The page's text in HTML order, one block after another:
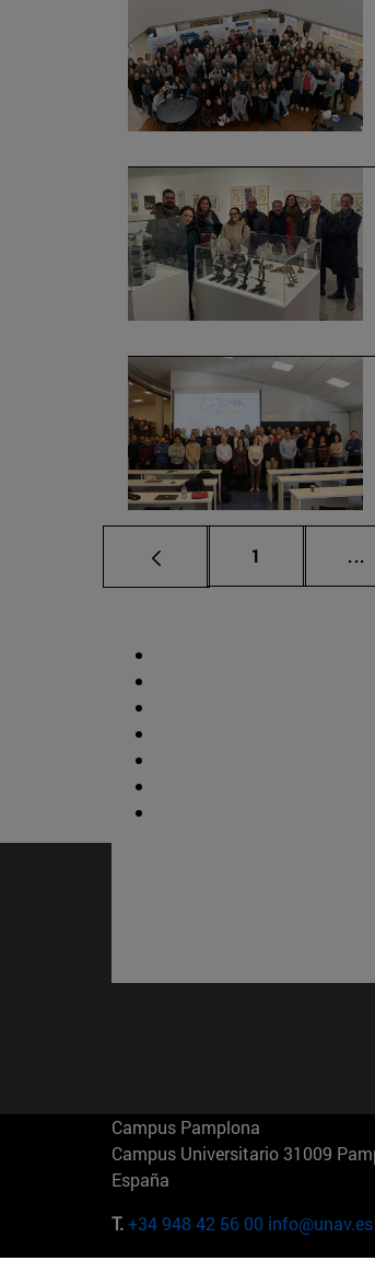
Página
1 ...
Campus Pamplona
Campus Universitario 31009
España
T.+34 948 42 56 00 info@unav.es